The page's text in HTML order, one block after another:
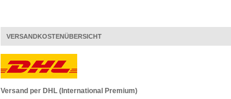
VERSANDKOSTENÜBERSICHT
Versand per DHL (International Premium)